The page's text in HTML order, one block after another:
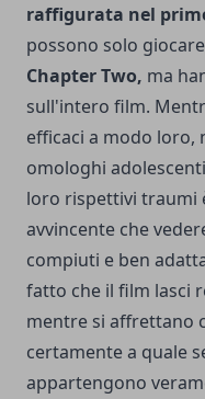
raffigurata nel
possono solo
Chapter Two, ma
sull'intero film.
efficaci a modo loro,
omologhi
loro rispettivi traumi
avvincente che
compiuti e ben
fatto che il film lasci
mentre si affrettano
certamente a quale
appartengono